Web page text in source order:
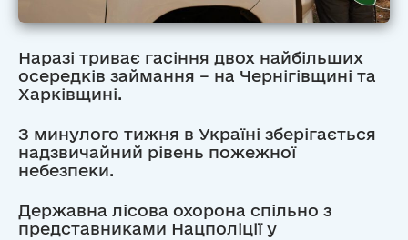
Наразі триває гасіння двох найбільших
осередків займання – на Чернігівщині та
Харківщині.
З минулого тижня в Україні зберігається
надзвичайний рівень пожежної
небезпеки.
Державна лісова охорона спільно з
представниками Нацполіції у